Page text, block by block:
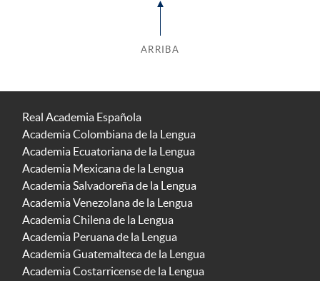
ARRIBA
Real Academia Española
Academia Colombiana de la Lengua
Academia Ecuatoriana de la Lengua
Academia Mexicana de la Lengua
Academia Salvadoreña de la Lengua
Academia Venezolana de la Lengua
Academia Chilena de la Lengua
Academia Peruana de la Lengua
Academia Guatemalteca de la Lengua
Academia Costarricense de la Lengua